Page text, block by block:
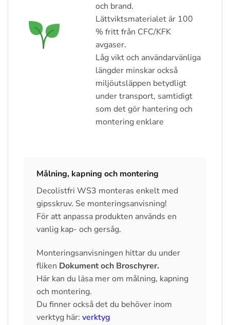
och brand.
Lättviktsmaterialet är 100
% fritt från CFC/KFK
avgaser.
Låg vikt och användarvänliga
längder minskar också
miljöutsläppen betydligt
under transport, samtidigt
som det gör hantering och
montering enklare
Målning, kapning och montering
Decolistfri WS3 monteras enkelt med
gipsskruv. Se monteringsanvisning!
För att anpassa produkten används en
vanlig kap- och gersåg.
Monteringsanvisningen hittar du under
fliken Dokument och Broschyrer.
Här kan du läsa mer om målning, kapning
och montering.
Du finner också det du behöver inom
verktyg här: verktyg